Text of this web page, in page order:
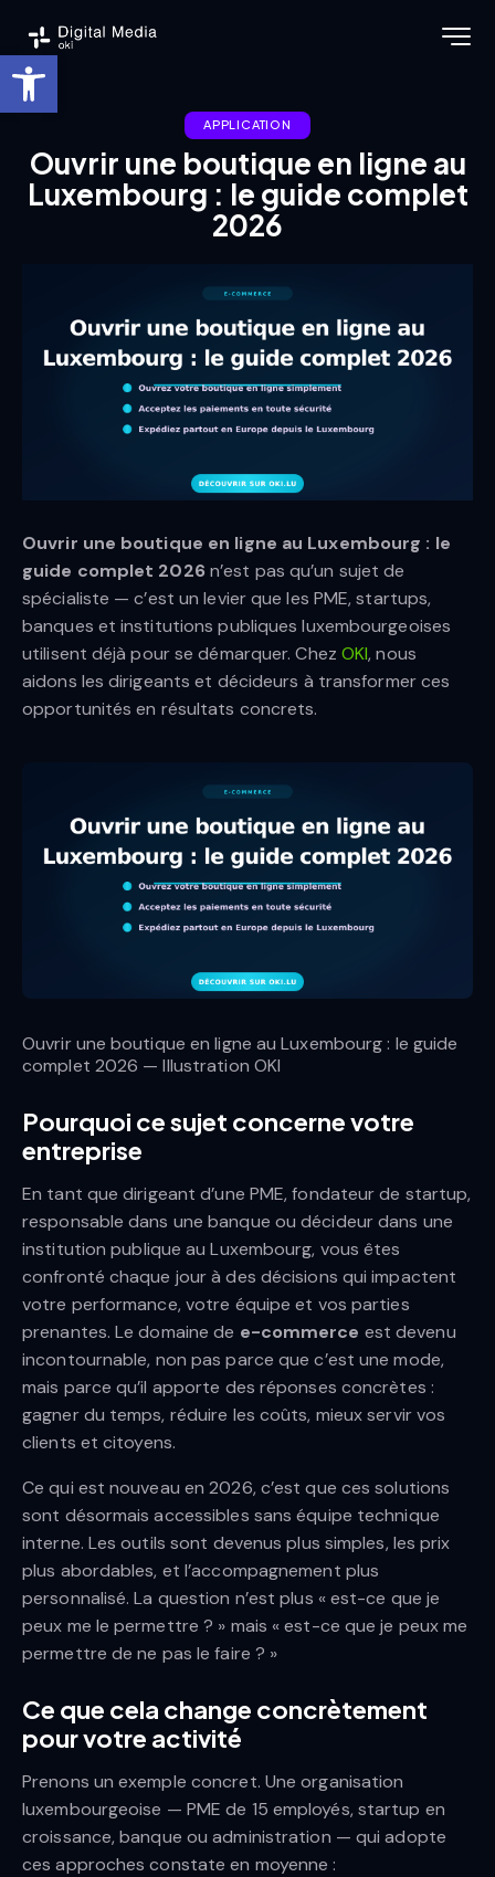
Ouvrir la barre d’outils
APPLICATION
Ouvrir une boutique en ligne au
Luxembourg : le guide complet
2026
Ouvrir une boutique en ligne au Luxembourg : le
guide complet 2026n’est pas qu’un sujet de
spécialiste — c’est un levier que les PME, startups,
banques et institutions publiques luxembourgeoises
utilisent déjà pour se démarquer. Chez OKI, nous
aidons les dirigeants et décideurs à transformer ces
opportunités en résultats concrets.
Ouvrir une boutique en ligne au Luxembourg : le guide
complet 2026 — Illustration OKI
Pourquoi ce sujet concerne votre
entreprise
En tant que dirigeant d’une PME, fondateur de startup,
responsable dans une banque ou décideur dans une
institution publique au Luxembourg, vous êtes
confronté chaque jour à des décisions qui impactent
votre performance, votre équipe et vos parties
prenantes. Le domaine de e-commerce est devenu
incontournable, non pas parce que c’est une mode,
mais parce qu’il apporte des réponses concrètes :
gagner du temps, réduire les coûts, mieux servir vos
clients et citoyens.
Ce qui est nouveau en 2026, c’est que ces solutions
sont désormais accessibles sans équipe technique
interne. Les outils sont devenus plus simples, les prix
plus abordables, et l’accompagnement plus
personnalisé. La question n’est plus « est-ce que je
peux me le permettre ? » mais « est-ce que je peux me
permettre de ne pas le faire ? »
Ce que cela change concrètement
pour votre activité
Prenons un exemple concret. Une organisation
luxembourgeoise — PME de 15 employés, startup en
croissance, banque ou administration — qui adopte
ces approches constate en moyenne :